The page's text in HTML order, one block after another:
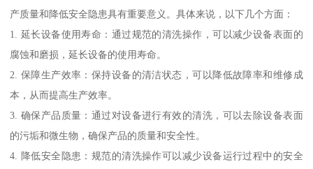
产质量和降低安全隐患具有重要意义。具体来说，以下几个方面：
1. 延长设备使用寿命：通过规范的清洗操作，可以减少设备表面的
腐蚀和磨损，延长设备的使用寿命。
2. 保障生产效率：保持设备的清洁状态，可以降低故障率和维修成
本，从而提高生产效率。
3. 确保产品质量：通过对设备进行有效的清洗，可以去除设备表面
的污垢和微生物，确保产品的质量和安全性。
4. 降低安全隐患：规范的清洗操作可以减少设备运行过程中的安全